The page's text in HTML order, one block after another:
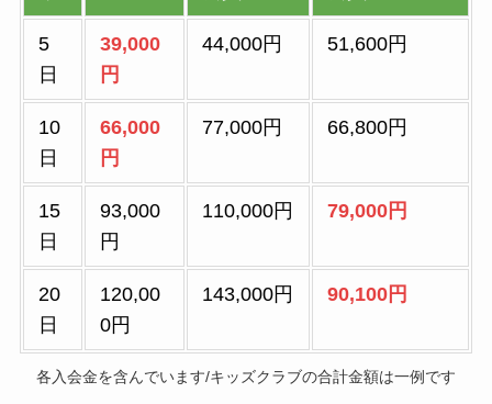
5
日
39,000
円
44,000円 51,600円
10
日
66,000
円
77,000円 66,800円
15
日
93,000
円
110,000円 79,000円
20
日
120,00
0円
143,000円 90,100円
各入会金を含んでいます/キッズクラブの合計金額は一例です